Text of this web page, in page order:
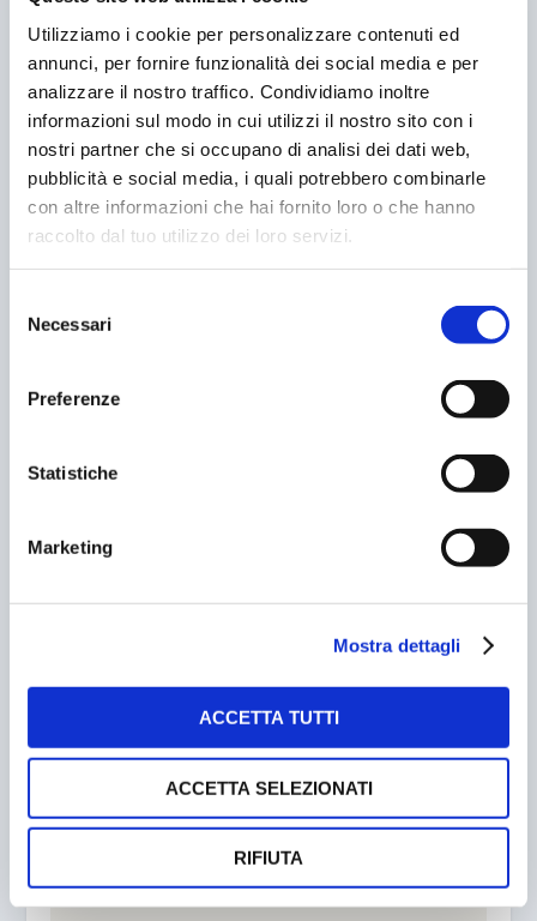
Utilizziamo i cookie per personalizzare contenuti ed
annunci, per fornire funzionalità dei social media e per
analizzare il nostro traffico. Condividiamo inoltre
informazioni sul modo in cui utilizzi il nostro sito con i
nostri partner che si occupano di analisi dei dati web,
pubblicità e social media, i quali potrebbero combinarle
con altre informazioni che hai fornito loro o che hanno
raccolto dal tuo utilizzo dei loro servizi.
delNecessari
Preferenze
Statistiche
Marketing
Mostra dettagli
ACCETTA TUTTI
ACCETTA SELEZIONATI
RIFIUTA
FIRENZE. AUMENTANO LE TARIFFE DELLA SOSTA
IN CENTRO
11/11/2008
LEI NON SA CHI SONO IO!
09/08/2011